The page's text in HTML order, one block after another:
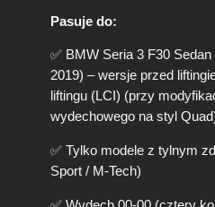
F
1
M
-
e
o
Pasuje do:
✅ BMW Seria 3 F30 Sedan
2019) – wersje przed
liftingu (LCI) (przy
wydechowego na styl
✅ Tylko modele z tylnym
Sport / M-Tech)